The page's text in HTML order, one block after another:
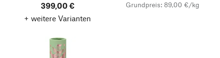
399,00 €
+ weitere Varianten
Grundpreis: 89,00 €/kg